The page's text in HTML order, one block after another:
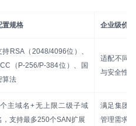
置规格 企业级价值
持RSA（2048/4096位）、
（P-256/P-384位）、国
算法
适配不同
与安全性
主域名+无上限二级子域
，支持最多250个SAN扩展
满足集团
管理需求